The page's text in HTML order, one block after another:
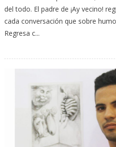
del todo. El padre de ¡Ay vecino!
cada conversación que sobre
Regresa c...